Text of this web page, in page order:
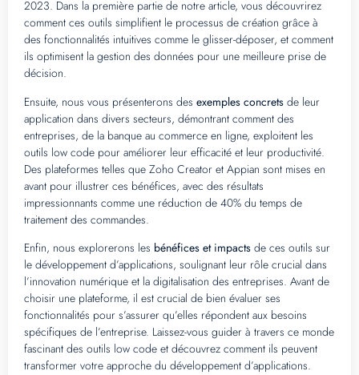
2023. Dans la première partie de notre article, vous découvrirez
comment ces outils simplifient le processus de création grâce à
des fonctionnalités intuitives comme le glisser-déposer, et comment
ils optimisent la gestion des données pour une meilleure prise de
décision.
Ensuite, nous vous présenterons des exemples concrets de leur
application dans divers secteurs, démontrant comment des
entreprises, de la banque au commerce en ligne, exploitent les
outils low code pour améliorer leur efficacité et leur productivité.
Des plateformes telles que Zoho Creator et Appian sont mises en
avant pour illustrer ces bénéfices, avec des résultats
impressionnants comme une réduction de 40% du temps de
traitement des commandes.
Enfin, nous explorerons les bénéfices et impacts de ces outils sur
le développement d’applications, soulignant leur rôle crucial dans
l’innovation numérique et la digitalisation des entreprises. Avant de
choisir une plateforme, il est crucial de bien évaluer ses
fonctionnalités pour s’assurer qu’elles répondent aux besoins
spécifiques de l’entreprise. Laissez-vous guider à travers ce monde
fascinant des outils low code et découvrez comment ils peuvent
transformer votre approche du développement d’applications.